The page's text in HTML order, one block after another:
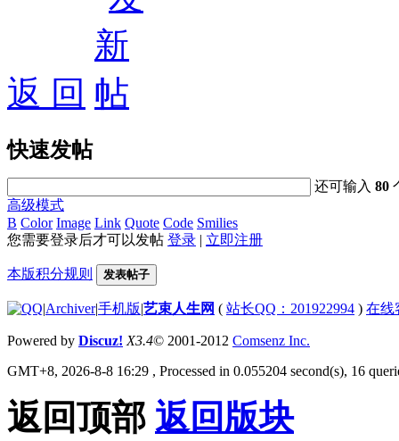
返 回
快速发帖
还可输入80
高级模式
B Color Image Link Quote Code Smilies
您需要登录后才可以发帖 登录 | 立即注册
本版积分规则 发表帖子
|Archiver|手机版|艺束人生网 ( 站长QQ：201922994 ) 在线
Powered by Discuz! X3.4© 2001-2012 Comsenz Inc.
GMT+8, 2026-8-8 16:29 , Processed in 0.055204 second(s), 16
返回顶部 返回版块